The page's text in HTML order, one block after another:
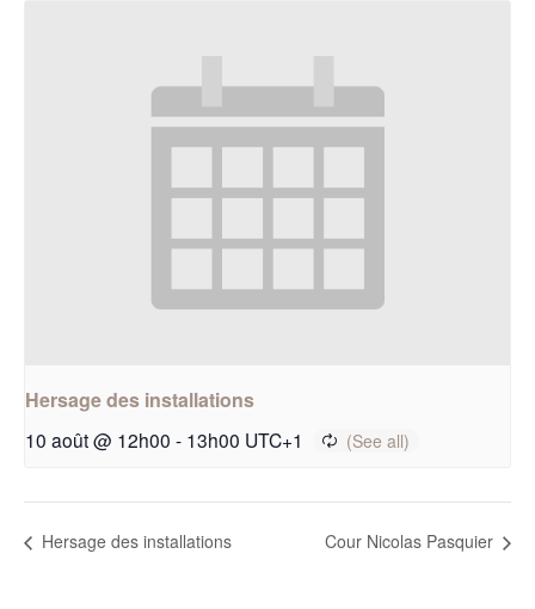
Hersage des installations
10 août @ 12h00 - 13h00 UTC+1
Hersage des installations Cour Nicolas Pasquier